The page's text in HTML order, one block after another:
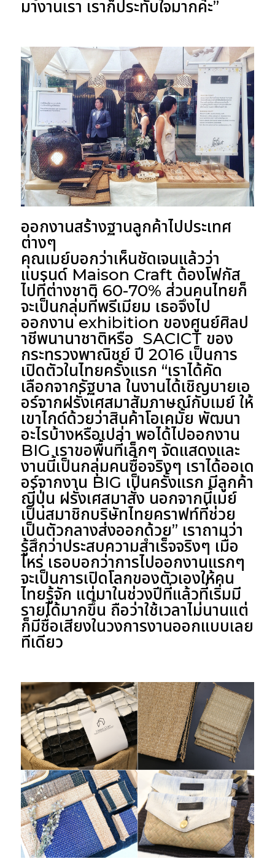
มางานเรา เราก็ประทับใจมากค่ะ”
ออกงานสร้างฐานลูกค้าไปประเทศ
ต่างๆ
คุณเมย์บอกว่าเห็นชัดเจนแล้วว่า
แบรนด์ Maison Craft ต้องโฟกัส
ไปที่ต่างชาติ 60-70% ส่วนคนไทยก็
จะเป็นกลุ่มที่พรีเมียม เธอจึงไป
ออกงาน exhibition ของศูนย์ศิลป
าชีพนานาชาติหรือ SACICT ของ
กระทรวงพาณิชย์ ปี 2016 เป็นการ
เปิดตัวในไทยครั้งแรก “เราได้คัด
เลือกจากรัฐบาล ในงานได้เชิญบายเอ
อร์จากฝรั่งเศสมาสัมภาษณ์กับเมย์ ให้
เขาไกด์ด้วยว่าสินค้าโอเคมั้ย พัฒนา
อะไรบ้างหรือเปล่า พอได้ไปออกงาน
BIG เราขอพื้นที่เล็กๆ จัดแสดงและ
งานนี้เป็นกลุ่มคนซื้อจริงๆ เราได้ออเด
อร์จากงาน BIG เป็นครั้งแรก มีลูกค้า
ญี่ปุ่น ฝรั่งเศสมาสั่ง นอกจากนี้เมย์
เป็นสมาชิกบริษัทไทยคราฟท์ที่ช่วย
เป็นตัวกลางส่งออกด้วย” เราถามว่า
รู้สึกว่าประสบความสำเร็จจริงๆ เมื่อ
ไหร่ เธอบอกว่าการไปออกงานแรกๆ
จะเป็นการเปิดโลกของตัวเองให้คน
ไทยรู้จัก แต่มาในช่วงปีที่แล้วที่เริ่มมี
รายได้มากขึ้น ถือว่าใช้เวลาไม่นานแต่
ก็มีชื่อเสียงในวงการงานออกแบบเลย
ทีเดียว